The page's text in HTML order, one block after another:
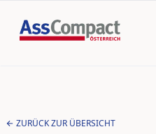
ZURÜCK ZUR ÜBERSICHT